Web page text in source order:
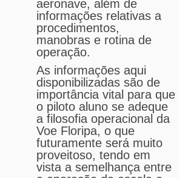
aeronave, além de
informações relativas a
procedimentos,
manobras e rotina de
operação.
As informações aqui
disponibilizadas são de
importância vital para que
o piloto aluno se adeque
a filosofia operacional da
Voe Floripa, o que
futuramente será muito
proveitoso, tendo em
vista a semelhança entre